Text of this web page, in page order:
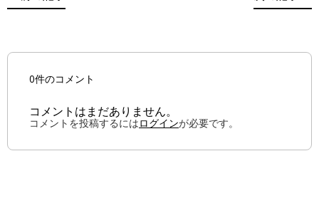
0件のコメント
コメントはまだありません。
コメントを投稿するにはログインが必要です。